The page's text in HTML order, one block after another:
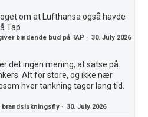
om at Lufthansa også havde
Tap
bindende bud på TAP ·30. July 2026
det ingen mening, at satse på
Alt for store, og ikke nær
hver tankning tager lang tid.
brandslukningsfly ·30. July 2026